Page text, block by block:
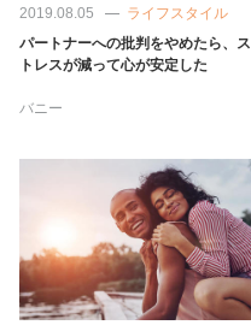
2019.08.05
ライフスタイル
パートナーへの批判をやめたら、ス
トレスが減って心が安定した
バニー